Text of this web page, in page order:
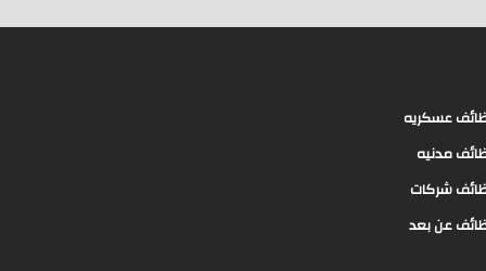
عسكريه
مدنيه
شركات
عن بعد